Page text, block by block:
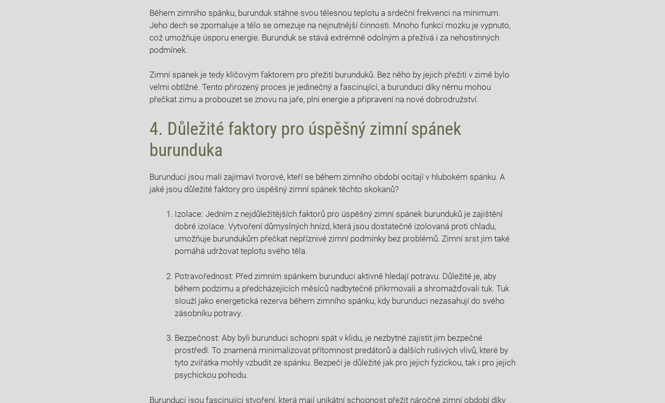
Během zimního spánku, burunduk stáhne svou tělesnou teplotu a srdeční frekvenci na minimum.
Jeho dech se zpomaluje a tělo se omezuje na nejnutnější činnosti. Mnoho funkcí mozku je vypnuto,
což umožňuje úsporu energie. Burunduk se stává extrémně odolným a přežívá i za nehostinných
podmínek.
Zimní spánek je tedy klíčovým faktorem pro přežití burunduků. Bez něho by jejich přežití v zimě bylo
velmi obtížné. Tento přirozený proces je jedinečný a fascinující, a burunduci díky němu mohou
přečkat zimu a probouzet se znovu na jaře, plni energie a připravení na nové dobrodružství.
4. Důležité faktory pro úspěšný zimní spánek
burunduka
Burunduci jsou malí zajímaví tvorové, kteří se během zimního období ocitají v hlubokém spánku. A
jaké jsou důležité faktory pro úspěšný zimní spánek těchto skokanů?
Izolace: Jedním z nejdůležitějších faktorů pro úspěšný zimní spánek burunduků je zajištění
dobré izolace. Vytvoření důmyslných hnízd, která jsou dostatečně izolovaná proti chladu,
umožňuje burundukům přečkat nepříznivé zimní podmínky bez problémů. Zimní srst jim také
pomáhá udržovat teplotu svého těla.
Potravořednost: Před zimním spánkem burunduci aktivně hledají potravu. Důležité je, aby
během podzimu a předcházejících měsíců nadbytečně přikrmovali a shromažďovali tuk. Tuk
slouží jako energetická rezerva během zimního spánku, kdy burunduci nezasahují do svého
zásobníku potravy.
Bezpečnost: Aby byli burunduci schopni spát v klidu, je nezbytné zajistit jim bezpečné
prostředí. To znamená minimalizovat přítomnost predátorů a dalších rušivých vlivů, které by
tyto zvířátka mohly vzbudit ze spánku. Bezpečí je důležité jak pro jejich fyzickou, tak i pro jejich
psychickou pohodu.
Burunduci jsou fascinující stvoření, která mají unikátní schopnost přežít náročné zimní období díky